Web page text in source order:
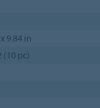
9.84 in
(10 pc)